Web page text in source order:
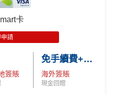
卡
請
簽賬
免手續費+0.56%
海外簽賬
現金回贈